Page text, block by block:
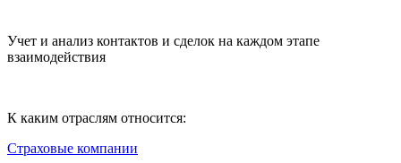
Учет и анализ контактов и сделок на каждом этапе
взаимодействия
К каким отраслям относится:
Страховые компании